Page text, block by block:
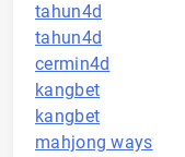
tahun4d
tahun4d
cermin4d
kangbet
kangbet
mahjong ways